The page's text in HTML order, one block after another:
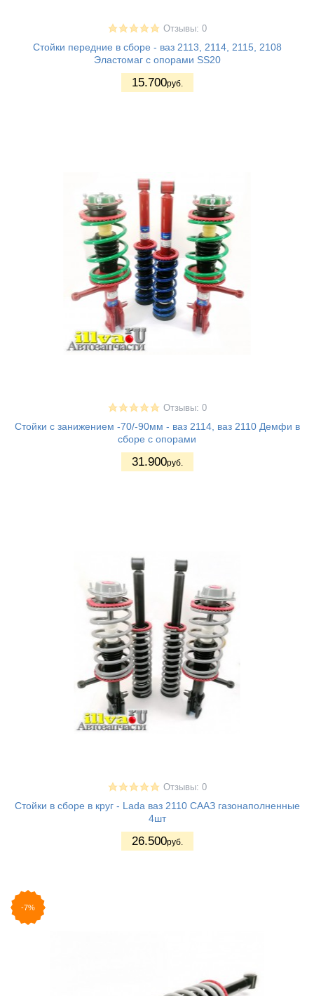
Отзывы: 0
Стойки передние в сборе - ваз 2113, 2114, 2115, 2108
Эластомаг с опорами SS20
15.700руб.
Отзывы: 0
Стойки с занижением -70/-90мм - ваз 2114, ваз 2110 Демфи в
сборе с опорами
31.900руб.
Отзывы: 0
Стойки в сборе в круг - Lada ваз 2110 СААЗ газонаполненные
4шт
26.500руб.
-7%